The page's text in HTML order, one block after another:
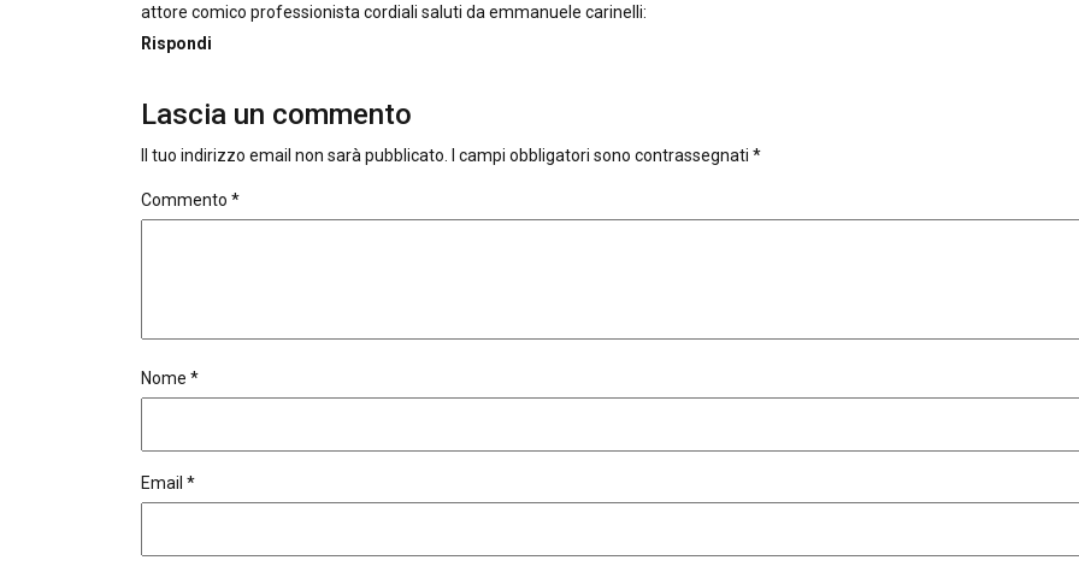
attore comico professionista cordiali saluti da emmanuele carinelli:
Rispondi
Lascia un commento
Il tuo indirizzo email non sarà pubblicato. I campi obbligatori sono contrassegnati *
Commento *
Nome *
Email *